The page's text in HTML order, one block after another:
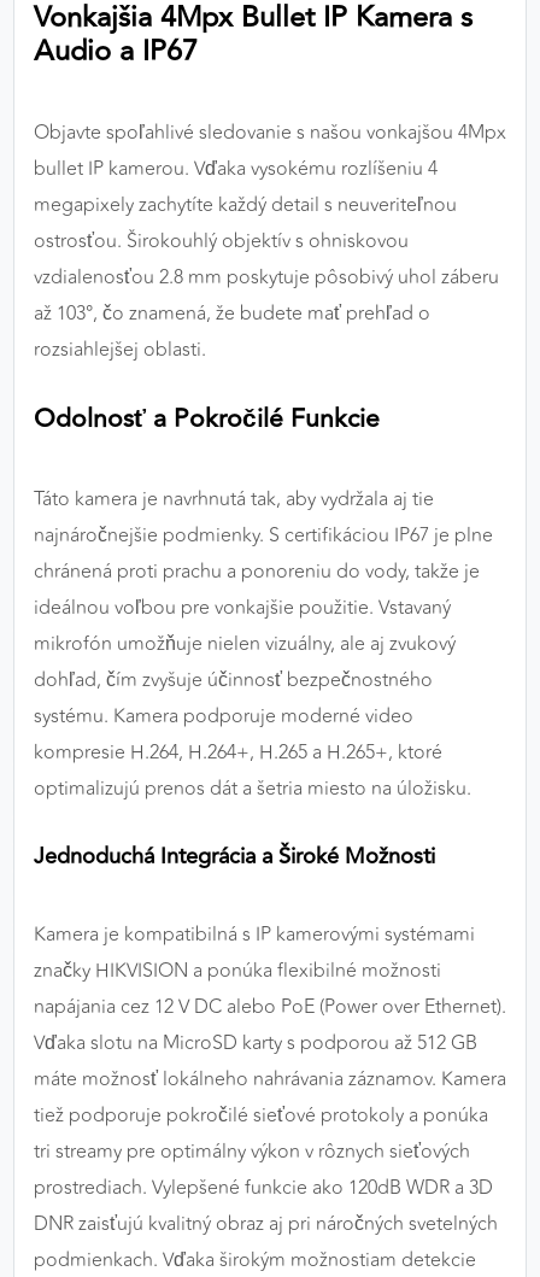
Vonkajšia 4Mpx Bullet IP Kamera s
Audio a IP67
Objavte spoľahlivé sledovanie s našou vonkajšou 4Mpx
bullet IP kamerou. Vďaka vysokému rozlíšeniu 4
megapixely zachytíte každý detail s neuveriteľnou
ostrosťou. Širokouhlý objektív s ohniskovou
vzdialenosťou 2.8 mm poskytuje pôsobivý uhol záberu
až 103°, čo znamená, že budete mať prehľad o
rozsiahlejšej oblasti.
Odolnosť a Pokročilé Funkcie
Táto kamera je navrhnutá tak, aby vydržala aj tie
najnáročnejšie podmienky. S certifikáciou IP67 je plne
chránená proti prachu a ponoreniu do vody, takže je
ideálnou voľbou pre vonkajšie použitie. Vstavaný
mikrofón umožňuje nielen vizuálny, ale aj zvukový
dohľad, čím zvyšuje účinnosť bezpečnostného
systému. Kamera podporuje moderné video
kompresie H.264, H.264+, H.265 a H.265+, ktoré
optimalizujú prenos dát a šetria miesto na úložisku.
Jednoduchá Integrácia a Široké Možnosti
Kamera je kompatibilná s IP kamerovými systémami
značky HIKVISION a ponúka flexibilné možnosti
napájania cez 12 V DC alebo PoE (Power over Ethernet).
Vďaka slotu na MicroSD karty s podporou až 512 GB
máte možnosť lokálneho nahrávania záznamov. Kamera
tiež podporuje pokročilé sieťové protokoly a ponúka
tri streamy pre optimálny výkon v rôznych sieťových
prostrediach. Vylepšené funkcie ako 120dB WDR a 3D
DNR zaisťujú kvalitný obraz aj pri náročných svetelných
podmienkach. Vďaka širokým možnostiam detekcie
výkon a funkčnosť našich stránok.
Poskytovateľ: Google
MARKETINGOVÉ COOKIES
správania používateľov naprieč webovými
stránkami. Umožňujú nám a našim partnerom
zobrazovať cielenú a relevantnú reklamu, a to na
Google Ads